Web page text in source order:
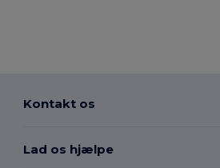
Kontakt os
Lad os hjælpe